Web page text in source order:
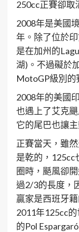
250cc正賽卻取
2008年是美國
年。除了位於
是在加州的
湖)。不過礙於
MotoGP級別的
2008年的美國
也遇上了艾克
它的尾巴也讓
正賽當天，雖
是乾的，125cc
圈時，颳風卻
過2/3的長度，
贏家是西班牙
2011年125cc
的Pol